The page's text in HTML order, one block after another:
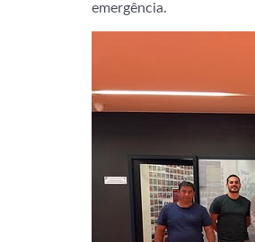
emergência.